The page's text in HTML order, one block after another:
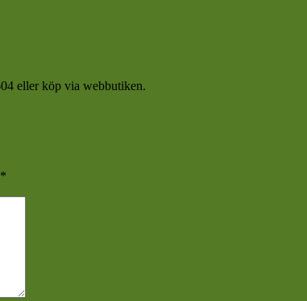
eller köp via webbutiken.
*